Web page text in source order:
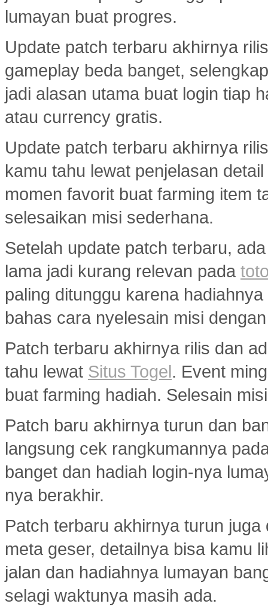
lumayan buat progres.
Update patch terbaru akhirnya
gameplay beda banget,
jadi alasan utama buat login tiap
atau currency gratis.
Update patch terbaru akhirnya
kamu tahu lewat penjelasan
momen favorit buat farming item
selesaikan misi sederhana.
Setelah update patch terbaru,
lama jadi kurang relevan pada
paling ditunggu karena
bahas cara nyelesain misi
Patch terbaru akhirnya rilis dan
tahu lewat Situs Togel. Event
buat farming hadiah. Selesain
Patch baru akhirnya turun dan
langsung cek rangkumannya
banget dan hadiah login-nya
nya berakhir.
Patch terbaru akhirnya turun
meta geser, detailnya bisa kamu
jalan dan hadiahnya lumayan
selagi waktunya masih ada.